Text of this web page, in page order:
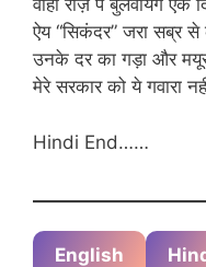
वोही रोज़े पे बुलवायेंगे एक
ऐय “सिकंदर” जरा सब्र
उनके दर का गड़ा और
मेरे सरकार को ये गवारा
Hindi End……
English